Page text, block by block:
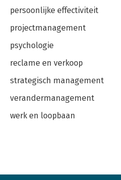
persoonlijke effectiviteit
projectmanagement
psychologie
reclame en verkoop
strategisch management
verandermanagement
werk en loopbaan